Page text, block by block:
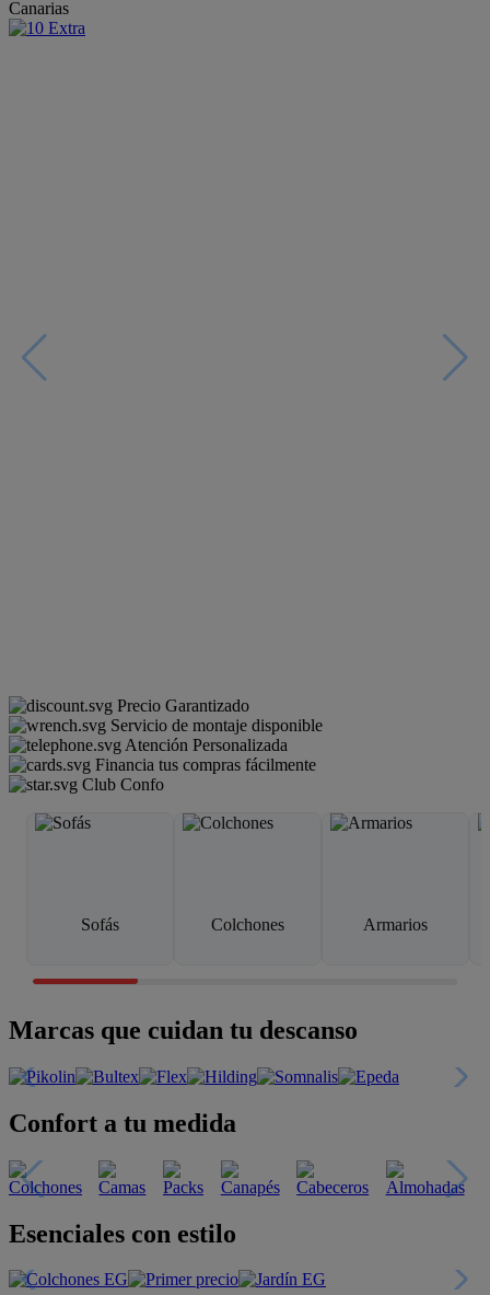
Canarias
Precio Garantizado
Servicio de montaje disponible
Atención Personalizada
Financia tus compras fácilmente
Club Confo
Sofás Colchones Armarios
Marcas que cuidan tu descanso
Confort a tu medida
Esenciales con estilo